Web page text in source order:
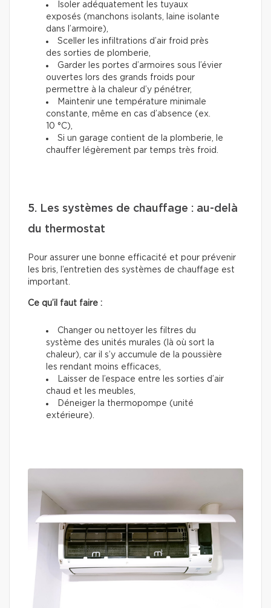
Isoler adéquatement les tuyaux
exposés (manchons isolants, laine isolante
dans l’armoire),
Sceller les infiltrations d’air froid près
des sorties de plomberie,
Garder les portes d’armoires sous l’évier
ouvertes lors des grands froids pour
permettre à la chaleur d’y pénétrer,
Maintenir une température minimale
constante, même en cas d’absence (ex.
10 °C),
Si un garage contient de la plomberie, le
chauffer légèrement par temps très froid.
5. Les systèmes de chauffage : au-delà
du thermostat
Pour assurer une bonne efficacité et pour prévenir
les bris, l’entretien des systèmes de chauffage est
important.
Ce qu’il faut faire :
Changer ou nettoyer les filtres du
système des unités murales (là où sort la
chaleur), car il s’y accumule de la poussière
les rendant moins efficaces,
Laisser de l’espace entre les sorties d’air
chaud et les meubles,
Déneiger la thermopompe (unité
extérieure).